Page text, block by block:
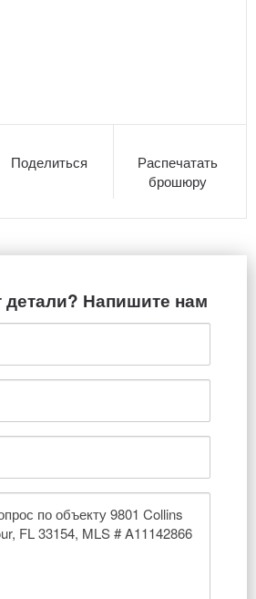
Поделиться
Распечатать
брошюру
детали? Напишите нам